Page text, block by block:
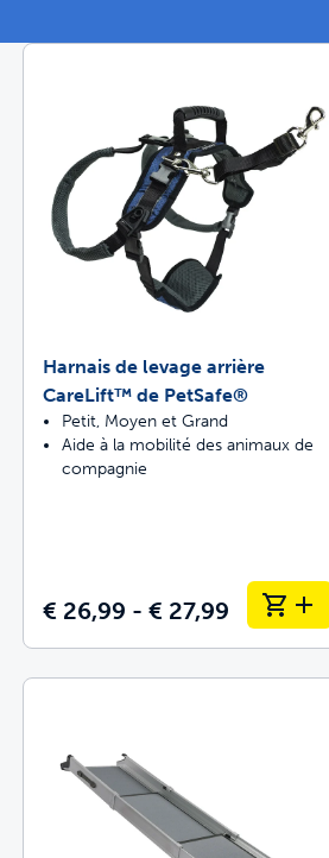
clôture recommandées
un contrôle des
stress ensemble
Trappes pour
Harnais de levage arrière
CareLift™ de PetSafe®
Petit, Moyen et Grand
Aide à la mobilité des animaux de
compagnie
€ 26,99 - € 27,99